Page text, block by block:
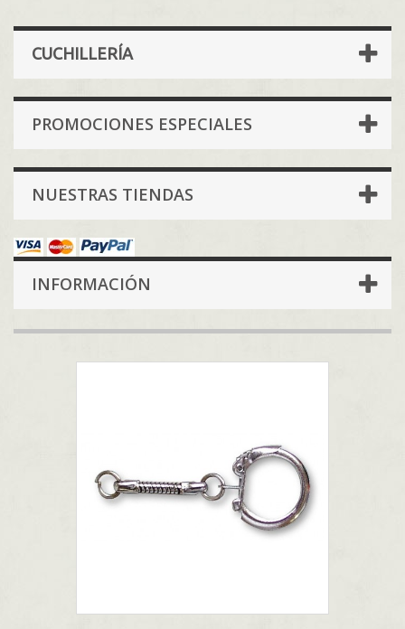
CUCHILLERÍA
PROMOCIONES ESPECIALES
NUESTRAS TIENDAS
INFORMACIÓN